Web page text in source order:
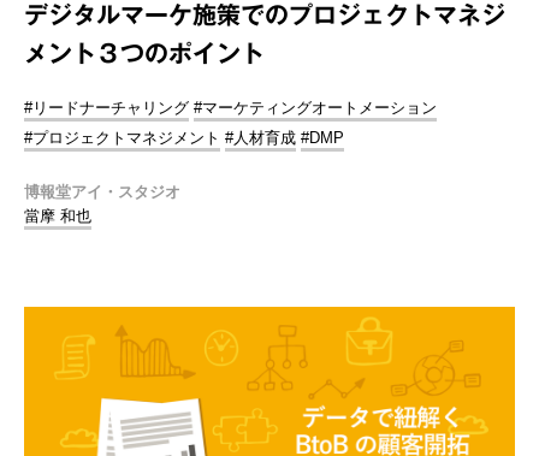
デジタルマーケ施策でのプロジェクトマネジ
メント３つのポイント
#リードナーチャリング #マーケティングオートメーション
#プロジェクトマネジメント #人材育成 #DMP
博報堂アイ・スタジオ
當摩 和也